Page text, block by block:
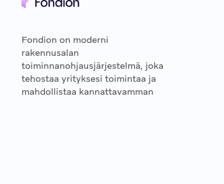
Fondion on moderni
rakennusalan
toiminnanohjausjärjestelmä, joka
tehostaa yrityksesi toimintaa ja
mahdollistaa kannattavamman